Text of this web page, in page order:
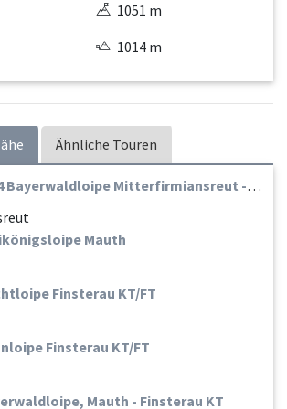
1051 m
1014 m
Ähnliche Touren
Mitterfirmiansreut - Finsterau ( Mitterfirmiansreut - Hinterfirmiansreut - Finsterau)
Mauth
Finsterau KT/FT
Finsterau KT/FT
Mauth - Finsterau KT